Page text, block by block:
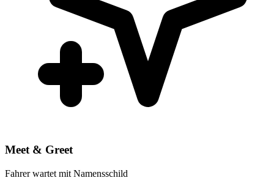
Meet & Greet
Fahrer wartet mit Namensschild